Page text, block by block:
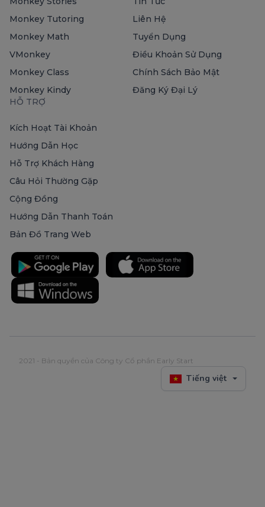
Monkey Tutoring
Monkey Math
VMonkey
Monkey Class
Monkey Kindy
Liên Hệ
Tuyển Dụng
Điều Khoản Sử Dụng
Chính Sách Bảo Mật
Đăng Ký Đại Lý
HỖ TRỢ
Kích Hoạt Tài Khoản
Hướng Dẫn Học
Hỗ Trợ Khách Hàng
Câu Hỏi Thường Gặp
Cộng Đồng
Hướng Dẫn Thanh Toán
Bản Đồ Trang Web
2021 - Bản quyền của Công ty Cổ phần Early Start
Tiếng việt